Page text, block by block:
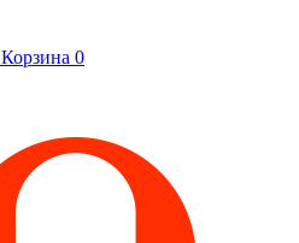
Корзина 0